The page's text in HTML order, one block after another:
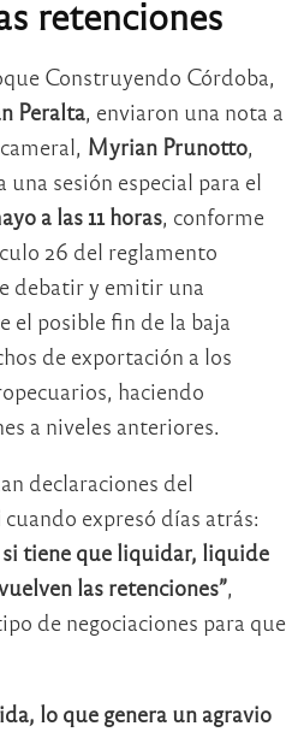
retenciones
Construyendo Córdoba,
Peralta, enviaron una nota a
Myrian Prunotto,
sesión especial para el
a las 11 horas, conforme
26 del reglamento
debatir y emitir una
el posible fin de la baja
de exportación a los
haciendo
a niveles anteriores.
declaraciones del
cuando expresó días atrás:
si tiene que liquidar, liquide
las retenciones”,
de negociaciones para que
lo que genera un agravio